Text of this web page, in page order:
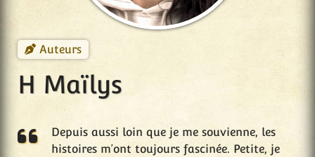
Auteurs
H Maïlys
Depuis aussi loin que je me souvienne, les
histoires m’ont toujours fascinée. Petite, je